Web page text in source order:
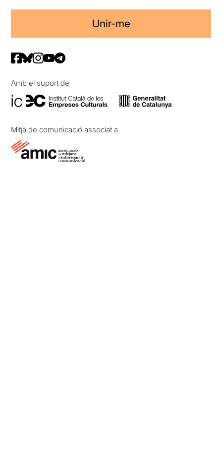
Unir-me
Amb el suport de
Mitjà de comunicació associat a